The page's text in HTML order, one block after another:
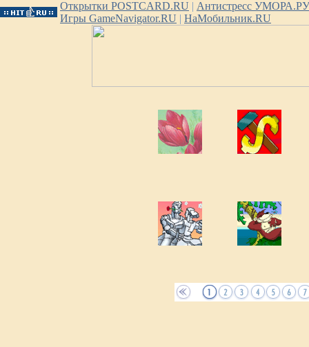
Открытки POSTCARD.RU | Антистресс УМОРА.РУ
Игры GameNavigator.RU | НаМобильник.RU